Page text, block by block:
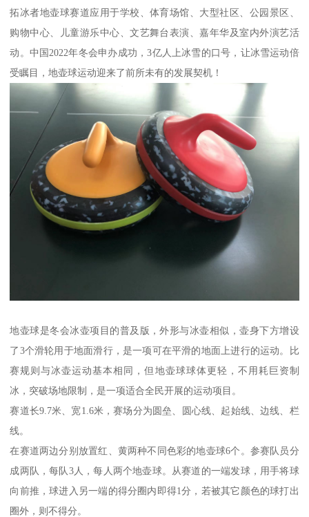
拓冰者地壶球赛道应用于学校、体育场馆、大型社区、公园景区、
购物中心、儿童游乐中心、文艺舞台表演、嘉年华及室内外演艺活
动。中国2022年冬会申办成功，3亿人上冰雪的口号，让冰雪运动倍
受瞩目，地壶球运动迎来了前所未有的发展契机！
地壶球是冬会冰壶项目的普及版，外形与冰壶相似，壶身下方增设
了3个滑轮用于地面滑行，是一项可在平滑的地面上进行的运动。比
赛规则与冰壶运动基本相同，但地壶球球体更轻，不用耗巨资制
冰，突破场地限制，是一项适合全民开展的运动项目。
赛道长9.7米、宽1.6米，赛场分为圆垒、圆心线、起始线、边线、栏
线。
在赛道两边分别放置红、黄两种不同色彩的地壶球6个。参赛队员分
成两队，每队3人，每人两个地壶球。从赛道的一端发球，用手将球
向前推，球进入另一端的得分圈内即得1分，若被其它颜色的球打出
圈外，则不得分。